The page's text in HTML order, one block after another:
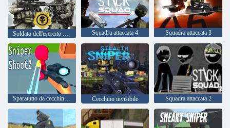
Squadra attaccata 4 Squadra attaccata 3
Sparatutto da cecchinoZ Cecchino invisibile Squadra attaccata 2